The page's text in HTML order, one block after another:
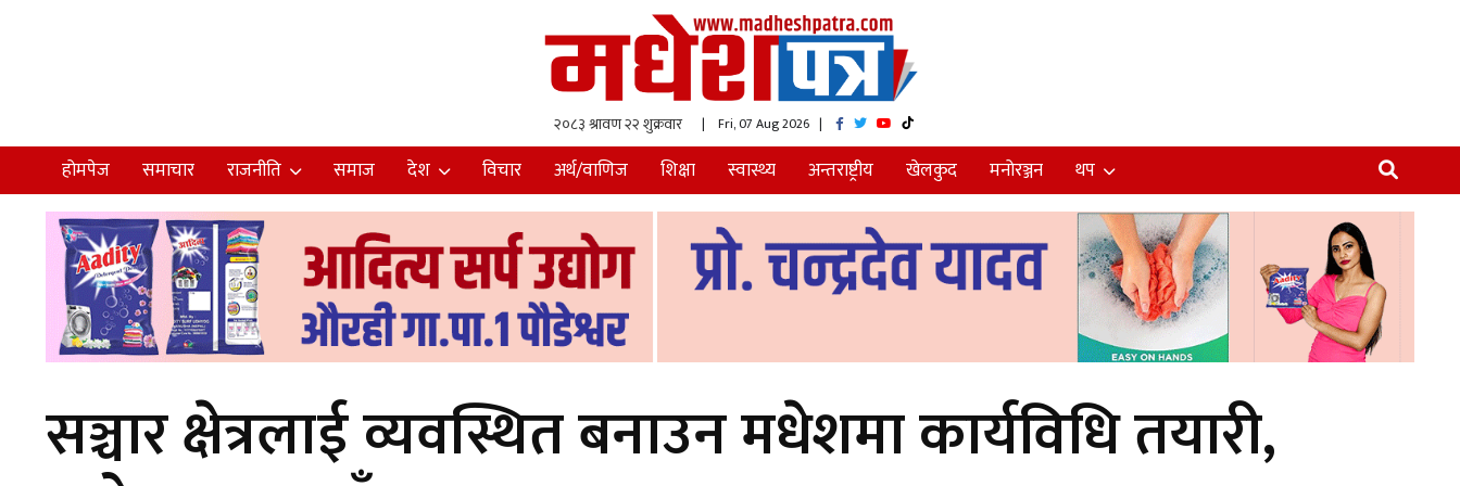
| Fri, 07 Aug 2026 |
होमपेज समाचार राजनीति समाज देश विचार अर्थ/वाणिज शिक्षा स्वास्थ्य अन्तराष्ट्रीय खेलकुद मनोरञ्जन थप
सञ्चार क्षेत्रलाई व्यवस्थित बनाउन मधेशमा कार्यविधि तयारी,